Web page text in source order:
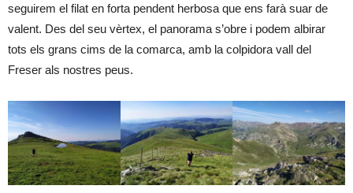
seguirem el filat en forta pendent herbosa que ens farà suar de
valent. Des del seu vèrtex, el panorama s’obre i podem albirar
tots els grans cims de la comarca, amb la colpidora vall del
Freser als nostres peus.